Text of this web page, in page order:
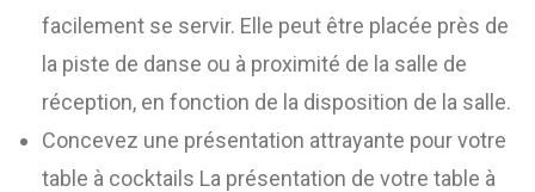
facilement se servir. Elle peut être placée près de
la piste de danse ou à proximité de la salle de
réception, en fonction de la disposition de la salle.
Concevez une présentation attrayante pour votre
table à cocktails La présentation de votre table à